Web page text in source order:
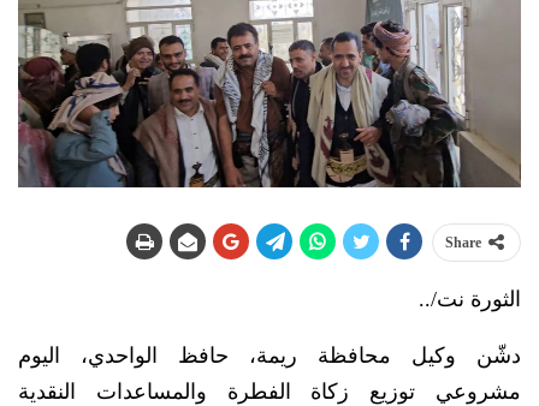
Share
الثورة نت/..
دشّن وكيل محافظة ريمة، حافظ الواحدي، اليوم
مشروعي توزيع زكاة الفطرة والمساعدات النقدية